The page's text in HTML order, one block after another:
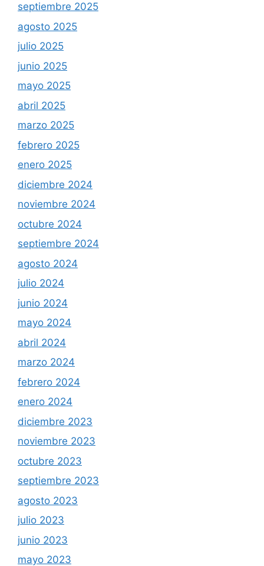
septiembre 2025
agosto 2025
julio 2025
junio 2025
mayo 2025
abril 2025
marzo 2025
febrero 2025
enero 2025
diciembre 2024
noviembre 2024
octubre 2024
septiembre 2024
agosto 2024
julio 2024
junio 2024
mayo 2024
abril 2024
marzo 2024
febrero 2024
enero 2024
diciembre 2023
noviembre 2023
octubre 2023
septiembre 2023
agosto 2023
julio 2023
junio 2023
mayo 2023